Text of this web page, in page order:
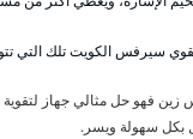
سيرفس الكويت تلك التي
فهو حل مثالي جهاز
بكل سهولة ويسر.